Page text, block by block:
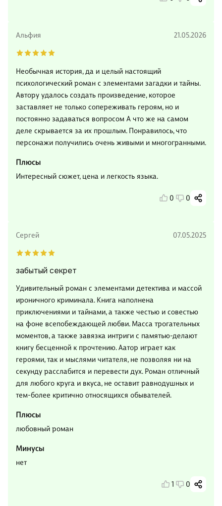
Альфия 21.05.2026
Необычная история, да и целый настоящий
психологический роман с элементами загадки и тайны.
Автору удалось создать произведение, которое
заставляет не только сопереживать героям, но и
постоянно задаваться вопросом А что же на самом
деле скрывается за их прошлым. Понравилось, что
персонажи получились очень живыми и многогранными.
Плюсы
Интересный сюжет, цена и легкость языка.
0 0
Сергей 07.05.2025
забытый секрет
Удивительный роман с элементами детектива и массой
ироничного криминала. Книга наполнена
приключениями и тайнами, а также честью и совестью
на фоне всепобеждающей любви. Масса трогательных
моментов, а также завязка интриги с памятью-делают
книгу бесценной к прочтению. Аатор играет как
героями, так и мыслями читателя, не позволяя ни на
секунду расслабится и перевести дух. Роман отличный
для любого круга и вкуса, не оставит равнодушных и
тем-более критично относящихся обывателей.
Плюсы
любовный роман
Минусы
нет
1 0